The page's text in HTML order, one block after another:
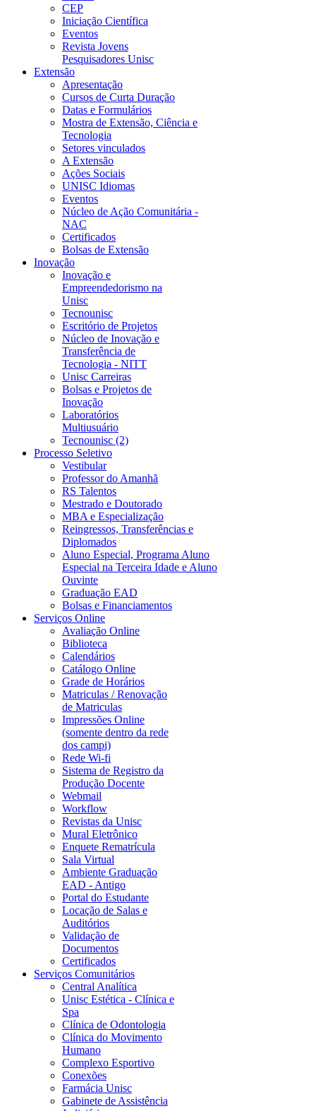
CEP
Iniciação Científica
Eventos
Revista Jovens
Pesquisadores Unisc
Extensão
Apresentação
Cursos de Curta Duração
Datas e Formulários
Mostra de Extensão, Ciência e
Tecnologia
Setores vinculados
A Extensão
Ações Sociais
UNISC Idiomas
Eventos
Núcleo de Ação Comunitária -
NAC
Certificados
Bolsas de Extensão
Inovação
Inovação e
Empreendedorismo na
Unisc
Tecnounisc
Escritório de Projetos
Núcleo de Inovação e
Transferência de
Tecnologia - NITT
Unisc Carreiras
Bolsas e Projetos de
Inovação
Laboratórios
Multiusuário
Tecnounisc (2)
Processo Seletivo
Vestibular
Professor do Amanhã
RS Talentos
Mestrado e Doutorado
MBA e Especialização
Reingressos, Transferências e
Diplomados
Aluno Especial, Programa Aluno
Especial na Terceira Idade e Aluno
Ouvinte
Graduação EAD
Bolsas e Financiamentos
Serviços Online
Avaliação Online
Biblioteca
Calendários
Catálogo Online
Grade de Horários
Matriculas / Renovação
de Matriculas
Impressões Online
(somente dentro da rede
dos campi)
Rede Wi-fi
Sistema de Registro da
Produção Docente
Webmail
Workflow
Revistas da Unisc
Mural Eletrônico
Enquete Rematrícula
Sala Virtual
Ambiente Graduação
EAD - Antigo
Portal do Estudante
Locação de Salas e
Auditórios
Validação de
Documentos
Certificados
Serviços Comunitários
Central Analítica
Unisc Estética - Clínica e
Spa
Clínica de Odontologia
Clínica do Movimento
Humano
Complexo Esportivo
Conexões
Farmácia Unisc
Gabinete de Assistência